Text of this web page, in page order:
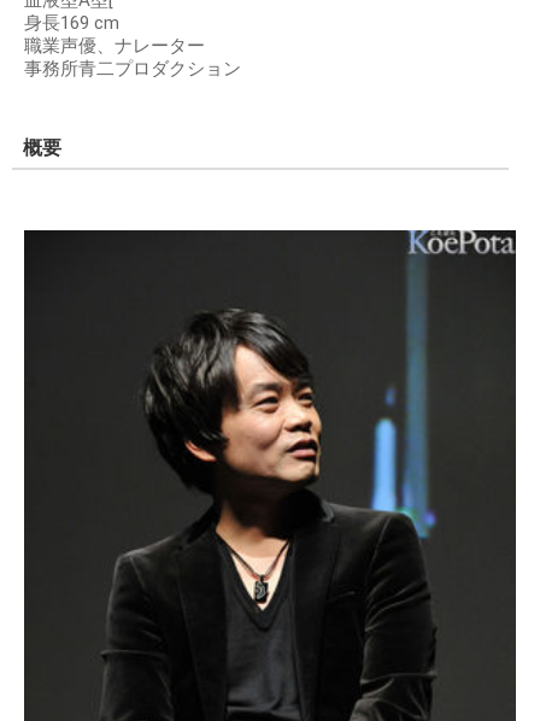
身長169 cm
職業声優、ナレーター
事務所青二プロダクション
概要